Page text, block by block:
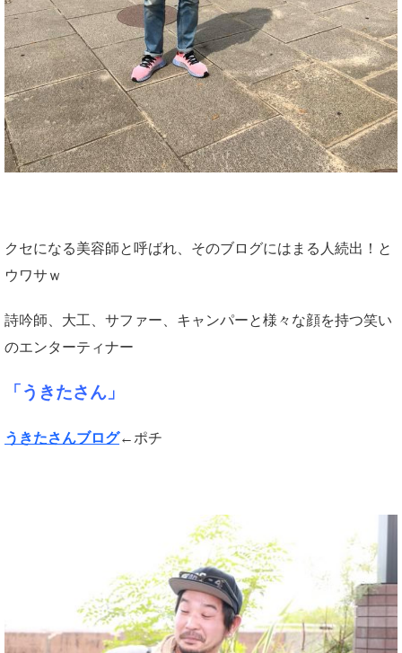
クセになる美容師と呼ばれ、そのブログにはまる人続出！と
ウワサｗ
詩吟師、大工、サファー、キャンパーと様々な顔を持つ笑い
のエンターティナー
「うきたさん」
うきたさんブログ←ポチ